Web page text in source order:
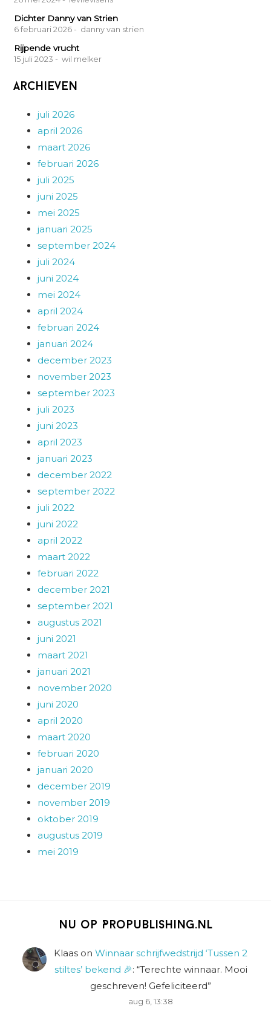
Dichter Danny van Strien
6 februari 2026 - danny van strien
Rijpende vrucht
15 juli 2023 - wil melker
Archieven
juli 2026
april 2026
maart 2026
februari 2026
juli 2025
juni 2025
mei 2025
januari 2025
september 2024
juli 2024
juni 2024
mei 2024
april 2024
februari 2024
januari 2024
december 2023
november 2023
september 2023
juli 2023
juni 2023
april 2023
januari 2023
december 2022
september 2022
juli 2022
juni 2022
april 2022
maart 2022
februari 2022
december 2021
september 2021
augustus 2021
juni 2021
maart 2021
januari 2021
november 2020
juni 2020
april 2020
maart 2020
februari 2020
januari 2020
december 2019
november 2019
oktober 2019
augustus 2019
mei 2019
Nu op Propublishing.nl
Klaas on Winnaar schrijfwedstrijd ‘Tussen 2
stiltes’ bekend 🎉: “Terechte winnaar. Mooi
geschreven! Gefeliciteerd”
aug 6, 13:38